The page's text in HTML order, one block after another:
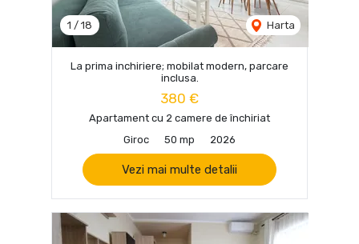
1 / 18 Harta
La prima inchiriere; mobilat modern, parcare
inclusa.
380 €
Apartament cu 2 camere de închiriat
Giroc
50 mp 2026
Vezi mai multe detalii